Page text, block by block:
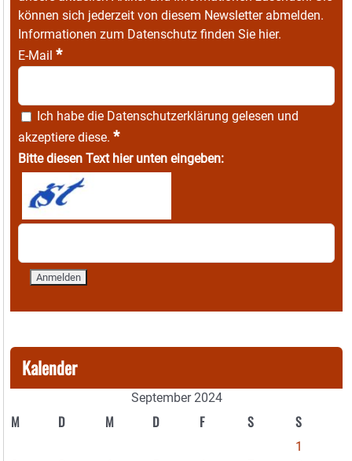
können sich jederzeit von diesem Newsletter abmelden.
Informationen zum Datenschutz finden Sie hier.
E-Mail *
Ich habe die Datenschutzerklärung gelesen und
akzeptiere diese. *
Bitte diesen Text hier unten eingeben:
Kalender
September 2024
M D M D F S S
1